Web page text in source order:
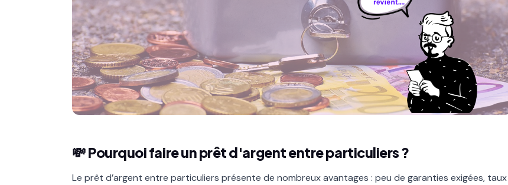
💸 Pourquoi faire un prêt d'argent entre particuliers ?
Le prêt d’argent entre particuliers présente de nombreux avantages : peu de garanties exigées, taux